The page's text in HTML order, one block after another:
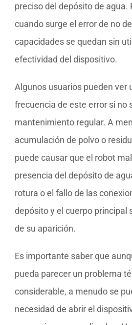
preciso del depósito de agua.
cuando surge el error de no
capacidades se quedan sin
efectividad del dispositivo.
Algunos usuarios pueden ver
frecuencia de este error si no
mantenimiento regular. A
acumulación de polvo o
puede causar que el robot
presencia del depósito de
rotura o el fallo de las
depósito y el cuerpo principal
de su aparición.
Es importante saber que
pueda parecer un problema
considerable, a menudo se
necesidad de abrir el